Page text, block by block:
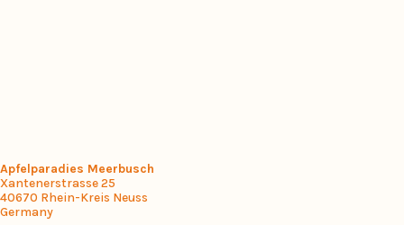
Apfelparadies Meerbusch
Xantenerstrasse 25
40670 Rhein-Kreis Neuss
Germany